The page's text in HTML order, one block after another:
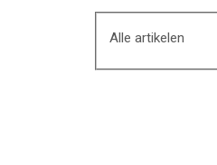
Alle artikelen